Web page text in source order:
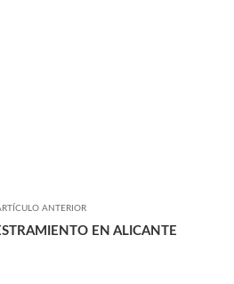
ANTERIOR
EN ALICANTE